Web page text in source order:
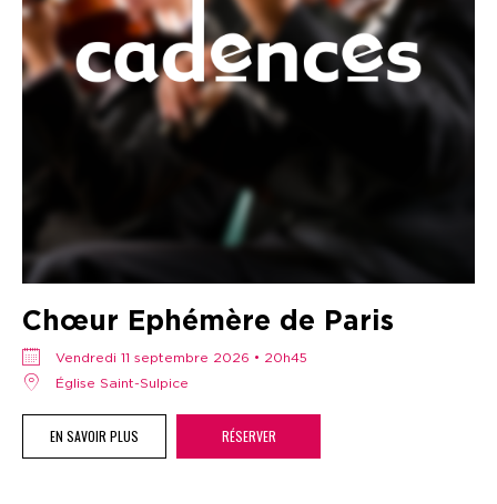
Chœur Ephémère de Paris
vendredi 11 septembre 2026 • 20h45
Église Saint-Sulpice
EN SAVOIR PLUS RÉSERVER